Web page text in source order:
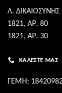
Λ. ΔΙΚΑΙΟΣΥΝΗΣ
1821, ΑΡ. 80
1821, ΑΡ. 30
ΚΑΛΈΣΤΕ ΜΑΣ
ΓΕΜΗ: